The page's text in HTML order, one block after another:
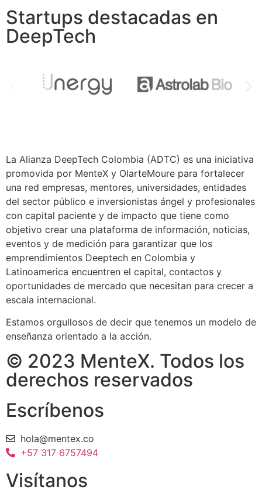
Startups destacadas en
DeepTech
La Alianza DeepTech Colombia (ADTC) es una iniciativa
promovida por MenteX y OlarteMoure para fortalecer
una red empresas, mentores, universidades, entidades
del sector público e inversionistas ángel y profesionales
con capital paciente y de impacto que tiene como
objetivo crear una plataforma de información, noticias,
eventos y de medición para garantizar que los
emprendimientos Deeptech en Colombia y
Latinoamerica encuentren el capital, contactos y
oportunidades de mercado que necesitan para crecer a
escala internacional.
Estamos orgullosos de decir que tenemos un modelo de
enseñanza orientado a la acción.
© 2023 MenteX. Todos los
derechos reservados
Escríbenos
hola@mentex.co
+57 317 6757494
Visítanos